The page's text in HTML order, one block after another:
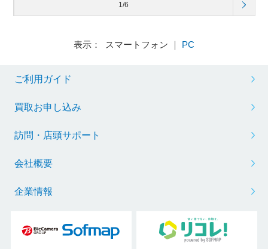
1/6
表示： スマートフォン ｜ PC
ご利用ガイド
買取お申し込み
訪問・店頭サポート
会社概要
企業情報